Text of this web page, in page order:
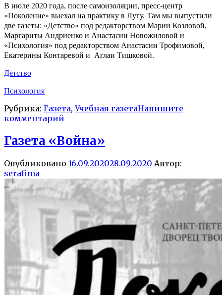
В июле 2020 года, после самоизоляции, пресс-центр
«Поколение» выехал на практику в Лугу. Там мы выпустили
две газеты: «Детство» под редакторством Марии Козловой,
Маргариты Андриенко и Анастасии Новожиловой и
«Психология» под редакторством Анастасии Трофимовой,
Екатерины Контаревой и Аглаи Тишковой.
Детство
Психология
Рубрика: Газета, Учебная газетаНапишите
комментарий
Газета «Война»
Опубликовано 16.09.202028.09.2020 Автор:
serafima